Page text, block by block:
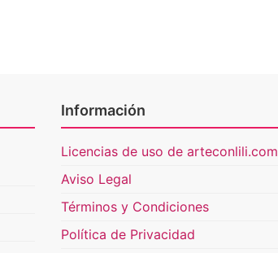
Información
Licencias de uso de arteconlili.com
Aviso Legal
Términos y Condiciones
Política de Privacidad